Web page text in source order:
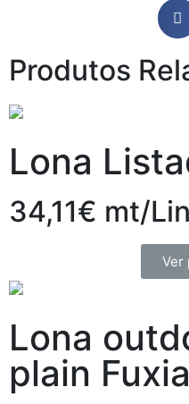
Produtos
Lona
34,11€ mt/
Ver
Lona
plain Fuxia